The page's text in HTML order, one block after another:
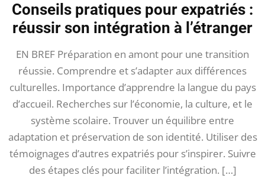
Conseils pratiques pour expatriés :
réussir son intégration à l’étranger
EN BREF Préparation en amont pour une transition
réussie. Comprendre et s’adapter aux différences
culturelles. Importance d’apprendre la langue du pays
d’accueil. Recherches sur l’économie, la culture, et le
système scolaire. Trouver un équilibre entre
adaptation et préservation de son identité. Utiliser des
témoignages d’autres expatriés pour s’inspirer. Suivre
des étapes clés pour faciliter l’intégration. […]